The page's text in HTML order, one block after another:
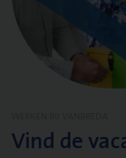
Vind de